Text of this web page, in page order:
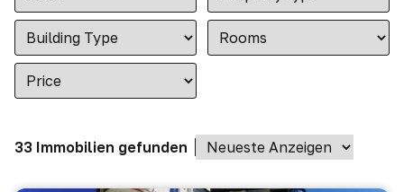
33 Immobilien gefunden